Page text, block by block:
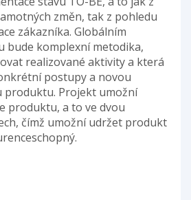
změn, tak z pohledu
zákazníka. Globálním
bude komplexní metodika,
realizované aktivity a která
postupy a novou
Projekt umožní
produktu, a to ve dvou
čímž umožní udržet produkt